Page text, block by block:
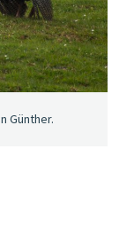
Günther.